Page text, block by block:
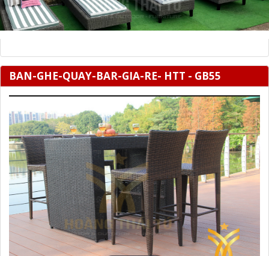
BAN-GHE-QUAY-BAR-GIA-RE- HTT - GB55